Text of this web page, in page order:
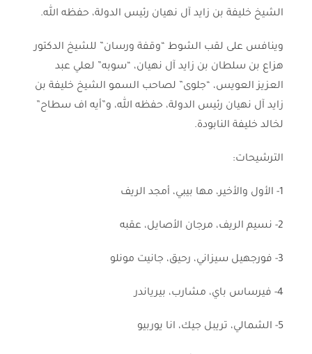
الشيخ خليفة بن زايد آل نهيان رئيس الدولة، حفظه الله.
وينافس على لقب الشوط “وقفة ورسان” للشيخ الدكتور
هزاع بن سلطان بن زايد آل نهيان، “سوبه” لعلي عبد
العزيز العويس، “جلوى” لصاحب السمو الشيخ خليفة بن
زايد آل نهيان رئيس الدولة، حفظه الله، و”أيه اف سطاح”
لخالد خليفة النابودة.
الترشيحات:
1- الأول والأخير، مها بيبي، أمجد الريف
2- نسيم الريف، مرجان الأصايل، عقبه
3- فورجهيل سيزاني، رحيق، جانيت مونلو
4- فيرساس باي، مشارب، بيرياندر
5- الشمالي، تريبل جيك، انا يوربيو